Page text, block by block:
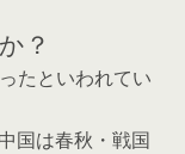
？
たといわれてい
国は春秋・戦国